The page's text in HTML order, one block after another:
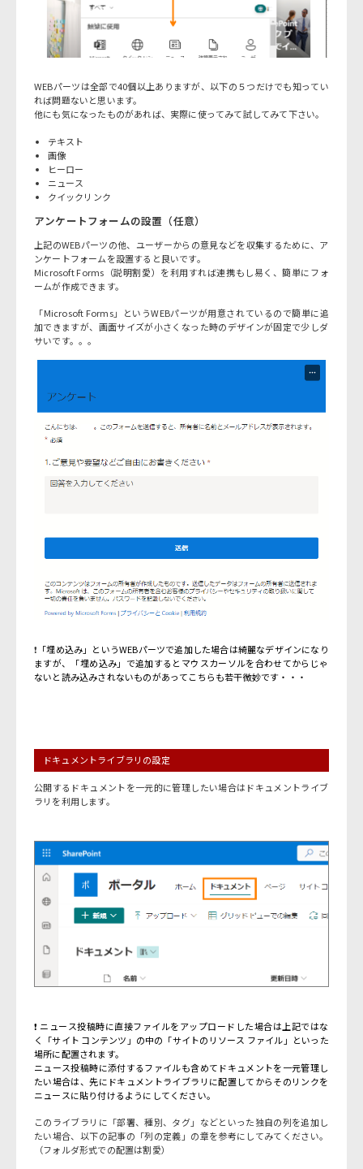
WEBパーツは全部で40個以上ありますが、以下の５つだけでも知ってい
れば問題ないと思います。
他にも気になったものがあれば、実際に使ってみて試してみて下さい。
テキスト
画像
ヒーロー
ニュース
クイックリンク
アンケートフォームの設置（任意）
上記のWEBパーツの他、ユーザーからの意見などを収集するために、ア
ンケートフォームを設置すると良いです。
Microsoft Forms（説明割愛）を利用すれば連携もし易く、簡単にフォ
ームが作成できます。
「Microsoft Forms」というWEBパーツが用意されているので簡単に追
加できますが、画面サイズが小さくなった時のデザインが固定で少しダ
サいです。。。
❗ 「埋め込み」というWEBパーツで追加した場合は綺麗なデザインになり
ますが、「埋め込み」で追加するとマウスカーソルを合わせてからじゃ
ないと読み込みされないものがあってこちらも若干微妙です・・・
ドキュメントライブラリの設定
公開するドキュメントを一元的に管理したい場合はドキュメントライブ
ラリを利用します。
❗ ニュース投稿時に直接ファイルをアップロードした場合は上記ではな
く「サイト コンテンツ」の中の「サイトのリソース ファイル」といった
場所に配置されます。
ニュース投稿時に添付するファイルも含めてドキュメントを一元管理し
たい場合は、先にドキュメントライブラリに配置してからそのリンクを
ニュースに貼り付けるようにしてください。
このライブラリに「部署、種別、タグ」などといった独自の列を追加し
たい場合、以下の記事の「列の定義」の章を参考にしてみてください。
（フォルダ形式での配置は割愛）